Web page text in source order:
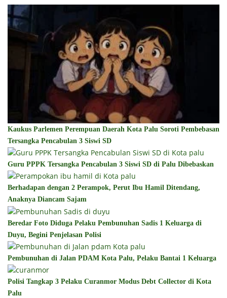
Kaukus Parlemen Perempuan Daerah Kota Palu Soroti Pembebasan
Tersangka Pencabulan 3 Siswi SD
Guru PPPK Tersangka Pencabulan 3 Siswi SD di Palu Dibebaskan
Berhadapan dengan 2 Perampok, Perut Ibu Hamil Ditendang,
Anaknya Diancam Sajam
Beredar Foto Diduga Pelaku Pembunuhan Sadis 1 Keluarga di
Duyu, Begini Penjelasan Polisi
Pembunuhan di Jalan PDAM Kota Palu, Pelaku Bantai 1 Keluarga
Polisi Tangkap 3 Pelaku Curanmor Modus Debt Collector di Kota
Palu